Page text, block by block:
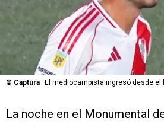
© Captura El mediocampista ingresó desde el
La noche en el Monumental